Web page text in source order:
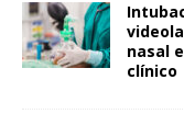
nasal
clínico